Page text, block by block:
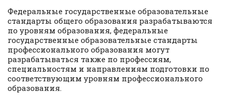
Федеральные государственные образовательные
стандарты общего образования разрабатываются
по уровням образования, федеральные
государственные образовательные стандарты
профессионального образования могут
разрабатываться также по профессиям,
специальностям и направлениям подготовки по
соответствующим уровням профессионального
образования.